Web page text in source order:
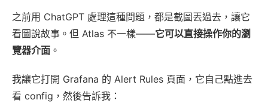
之前用 ChatGPT 處理這種問題，都是截圖丟過去，讓它
看圖說故事。但 Atlas 不一樣——它可以直接操作你的瀏
覽器介面 。
我讓它打開 Grafana 的 Alert Rules 頁面，它自己點進去
看 config，然後告訴我：